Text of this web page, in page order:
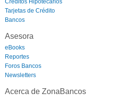
Créditos Hipotecarios
Tarjetas de Crédito
Bancos
Asesora
eBooks
Reportes
Foros Bancos
Newsletters
Acerca de ZonaBancos